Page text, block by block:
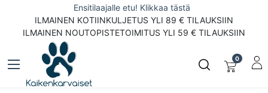
Ensitilaajalle etu! Klikkaa tästä
ILMAINEN KOTIINKULJETUS YLI 89 € TILAUKSIIN
ILMAINEN NOUTOPISTETOIMITUS YLI 59 € TILAUKSIIN
0